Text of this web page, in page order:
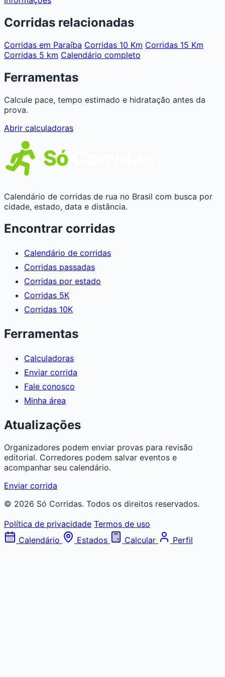
Corridas relacionadas
Corridas em Paraíba Corridas 10 Km Corridas 15 Km
Corridas 5 km Calendário completo
Ferramentas
Calcule pace, tempo estimado e hidratação antes da
prova.
Abrir calculadoras
Calendário de corridas de rua no Brasil com busca por
cidade, estado, data e distância.
Encontrar corridas
Calendário de corridas
Corridas passadas
Corridas por estado
Corridas 5K
Corridas 10K
Ferramentas
Calculadoras
Enviar corrida
Fale conosco
Minha área
Atualizações
Organizadores podem enviar provas para revisão
editorial. Corredores podem salvar eventos e
acompanhar seu calendário.
Enviar corrida
© 2026 Só Corridas. Todos os direitos reservados.
Política de privacidade Termos de uso
Calendário
Estados Calcular Perfil